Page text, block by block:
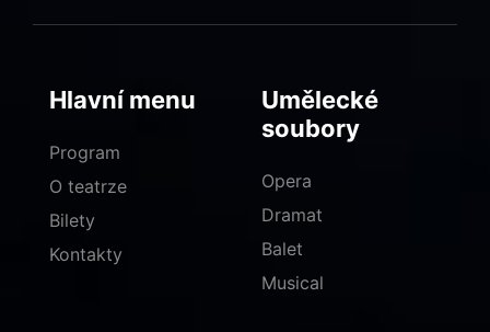
Hlavní menu
Program
O teatrze
Bilety
Kontakty
Umělecké
soubory
Opera
Dramat
Balet
Musical